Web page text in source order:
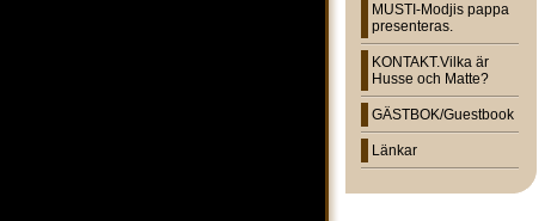
MUSTI-Modjis pappa
presenteras.
KONTAKT.Vilka är
Husse och Matte?
GÄSTBOK/Guestbook
Länkar